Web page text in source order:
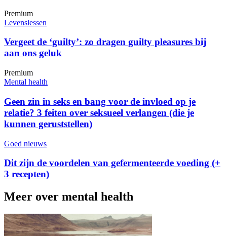
Premium
Levenslessen
Vergeet de ‘guilty’: zo dragen guilty pleasures bij
aan ons geluk
Premium
Mental health
Geen zin in seks en bang voor de invloed op je
relatie? 3 feiten over seksueel verlangen (die je
kunnen geruststellen)
Goed nieuws
Dit zijn de voordelen van gefermenteerde voeding (+
3 recepten)
Meer over mental health